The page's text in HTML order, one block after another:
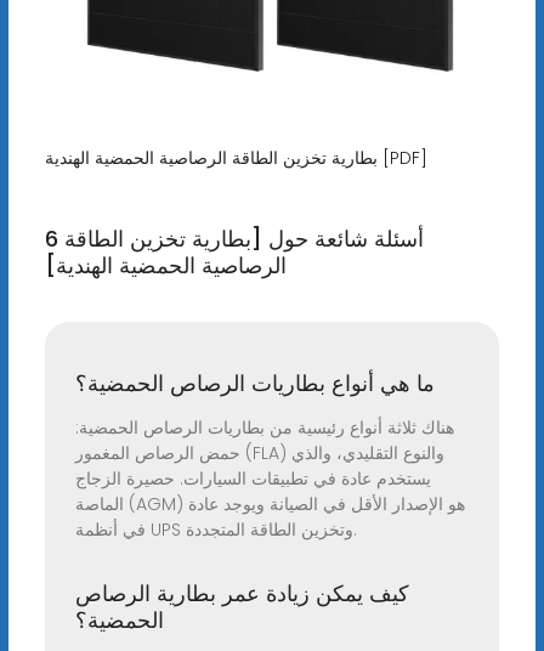
بطارية تخزين الطاقة الرصاصية الحمضية الهندية [PDF]
6 أسئلة شائعة حول [بطارية تخزين الطاقة
الرصاصية الحمضية الهندية]
ما هي أنواع بطاريات الرصاص الحمضية؟
هناك ثلاثة أنواع رئيسية من بطاريات الرصاص الحمضية:
حمض الرصاص المغمور (FLA) والنوع التقليدي، والذي
يستخدم عادة في تطبيقات السيارات. حصيرة الزجاج
الماصة (AGM) هو الإصدار الأقل في الصيانة ويوجد عادة
في أنظمة UPS وتخزين الطاقة المتجددة.
كيف يمكن زيادة عمر بطارية الرصاص
الحمضية؟